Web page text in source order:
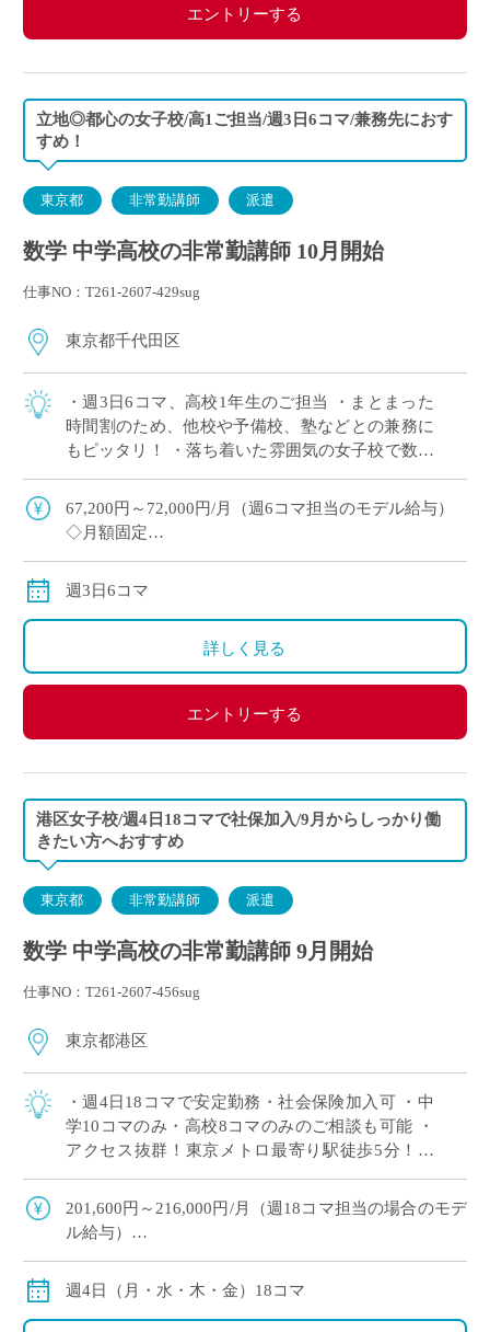
エントリーする
立地◎都心の女子校/高1ご担当/週3日6コマ/兼務先におす
すめ！
東京都 非常勤講師 派遣
数学 中学高校の非常勤講師 10月開始
仕事NO：T261-2607-429sug
東京都千代田区
・週3日6コマ、高校1年生のご担当 ・まとまった
時間割のため、他校や予備校、塾などとの兼務に
もピッタリ！ ・落ち着いた雰囲気の女子校で数学
駅徒歩5分で通勤ラクラク ・E-St […]
67,200円～72,000円/月（週6コマ担当のモデル給与）
◇月額固定
週3日6コマ
詳しく見る
エントリーする
港区女子校/週4日18コマで社保加入/9月からしっかり働
きたい方へおすすめ
東京都 非常勤講師 派遣
数学 中学高校の非常勤講師 9月開始
仕事NO：T261-2607-456sug
東京都港区
・週4日18コマで安定勤務・社会保険加入可 ・中
学10コマのみ・高校8コマのみのご相談も可能 ・
アクセス抜群！東京メトロ最寄り駅徒歩5分！そ
落ち着いた教育環境 ・9月スタート […]
201,600円～216,000円/月（週18コマ担当の場合のモデ
ル給与）
※12月や年明けも月額固定で安定収入
週4日（月・水・木・金）18コマ